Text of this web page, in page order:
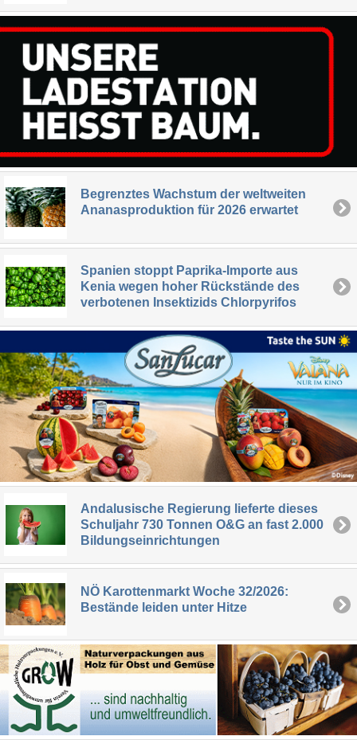
Begrenztes Wachstum der weltweiten
Ananasproduktion für 2026 erwartet
Spanien stoppt Paprika-Importe aus
Kenia wegen hoher Rückstände des
verbotenen Insektizids Chlorpyrifos
Andalusische Regierung lieferte dieses
Schuljahr 730 Tonnen O&G an fast 2.000
Bildungseinrichtungen
NÖ Karottenmarkt Woche 32/2026:
Bestände leiden unter Hitze